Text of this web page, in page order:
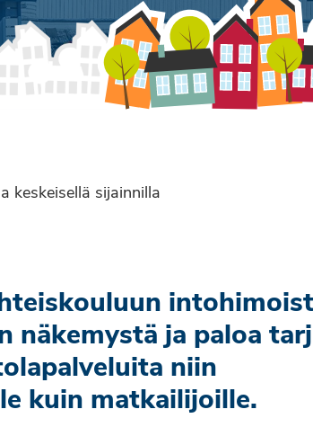
keskeisellä sijainnilla
näkemystä ja paloa
niin
kuin matkailijoille.